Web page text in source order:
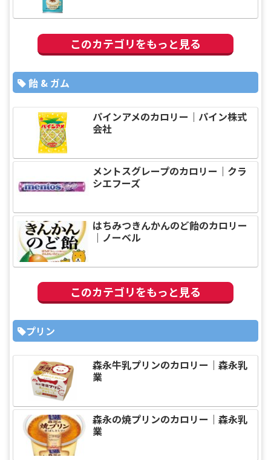
このカテゴリをもっと見る
飴 & ガム
パインアメのカロリー｜パイン株式
会社
メントスグレープのカロリー｜クラ
シエフーズ
はちみつきんかんのど飴のカロリー
｜ノーベル
このカテゴリをもっと見る
プリン
森永牛乳プリンのカロリー｜森永乳
業
森永の焼プリンのカロリー｜森永乳
業